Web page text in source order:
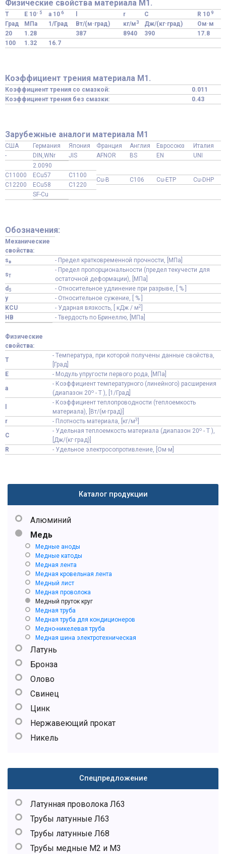
Физические свойства материала М1.
T E 10- 5 a 10 6 r C R 10 9
Град МПа 1/Град Вт/(м·град) кг/м3 Дж/(кг·град)
Ом·м
20
1.28 387 8940 390
17.8
100
1.32 16.7
Коэффициент трения материала М1.
Коэффициент трения со смазкой:
0.011
Коэффициент трения без смазки:
0.43
Зарубежные аналоги материала М1
США Германия Япония Франция Англия Евросоюз
Италия
-
DIN,WNr JIS AFNOR BS EN UNI
C11000
C12200
2.0090
ECu57
ECu58
SF-Cu
C1100
C1220
Cu-B C106 Cu-ETP Cu-DHP
Обозначения:
Механические
свойства:
sв
- Предел кратковременной прочности, [МПа]
sT
- Предел пропорциональности (предел текучести для
остаточной деформации), [МПа]
d 5
- Относительное удлинение при разрыве, [ % ]
y
- Относительное сужение, [ % ]
KCU
- Ударная вязкость, [ кДж / м2
HB
- Твердость по Бринеллю, [МПа]
Физические
свойства:
T
- Температура, при которой получены данные свойства,
[Град]
E
- Модуль упругости первого рода, [МПа]
a
- Коэффициент температурного (линейного) расширения
(диапазон 20o - T ), [1/Град]
- Коэффициент теплопроводности (теплоемкость
материала), [Вт/(м·град)]
r
- Плотность материала, [кг/м3
C
- Удельная теплоемкость материала (диапазон 20o - T ),
[Дж/(кг·град)]
R
- Удельное электросопротивление, [Ом·м]
Каталог продукции
Алюминий
Медь
Медные аноды
Медные катоды
Медная лента
Медная кровельная лента
Медный лист
Медная проволока
Медный пруток круг
Медная труба
Медная труба для кондиционеров
Медно-никелевая труба
Медная шина электротехническая
Латунь
Бронза
Олово
Свинец
Цинк
Нержавеющий прокат
Никель
Спецпредложение
Латунная проволока Л63
Трубы латунные Л63
Трубы латунные Л68
Трубы медные М2 и М3